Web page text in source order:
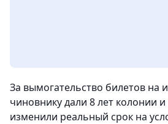
За вымогательство билетов на
чиновнику дали 8 лет колонии
изменили реальный срок на